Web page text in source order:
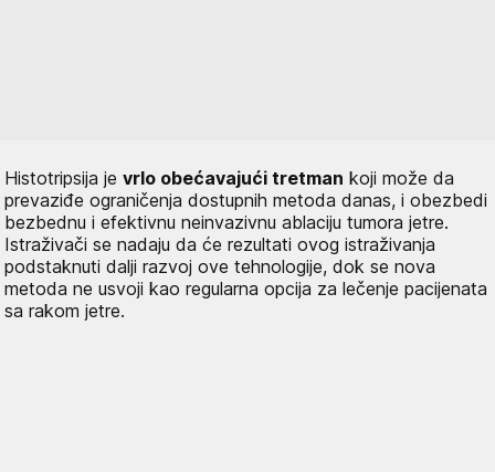
Histotripsija je vrlo obećavajući tretman koji može da
prevaziđe ograničenja dostupnih metoda danas, i obezbedi
bezbednu i efektivnu neinvazivnu ablaciju tumora jetre.
Istraživači se nadaju da će rezultati ovog istraživanja
podstaknuti dalji razvoj ove tehnologije, dok se nova
metoda ne usvoji kao regularna opcija za lečenje pacijenata
sa rakom jetre.